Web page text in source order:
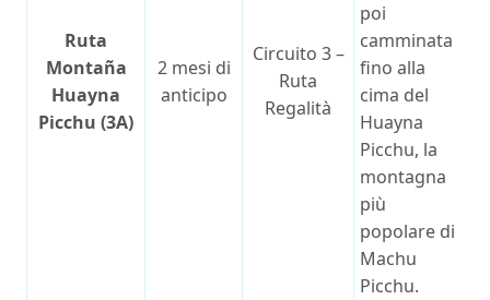
Ruta
Montaña
Huayna
Picchu (3A)
2 mesi di
anticipo
Circuito 3 –
Ruta
Regalità
poi
camminata
fino alla
cima del
Huayna
Picchu, la
montagna
più
popolare di
Machu
Picchu.